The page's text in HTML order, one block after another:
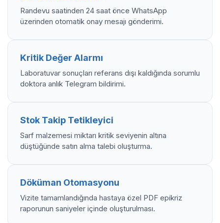
Randevu saatinden 24 saat önce WhatsApp
üzerinden otomatik onay mesajı gönderimi.
Kritik Değer Alarmı
Laboratuvar sonuçları referans dışı kaldığında sorumlu
doktora anlık Telegram bildirimi.
Stok Takip Tetikleyici
Sarf malzemesi miktarı kritik seviyenin altına
düştüğünde satın alma talebi oluşturma.
Döküman Otomasyonu
Vizite tamamlandığında hastaya özel PDF epikriz
raporunun saniyeler içinde oluşturulması.